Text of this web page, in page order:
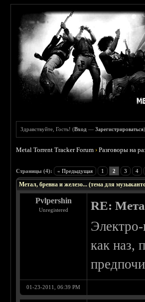
Здравствуйте, Гость! (Вход —Зарегистрироваться)
Metal Torrent Tracker Forum ›Разговоры на
Страницы (4): « Предыдущая 1 2 3 4
Метал, бревна и железо... (тема для
Pvlpershin
Unregistered RE:
как наз,
01-23-2011, 06:39 PM